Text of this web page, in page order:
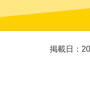
掲載日：